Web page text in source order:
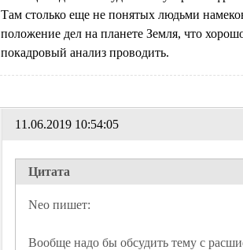
Там столько еще не понятых людьми
положение дел на планете Земля, что
покадровый анализ проводить.
11.06.2019 10:54:05
Цитата
Вообще надо бы обсудить тему с